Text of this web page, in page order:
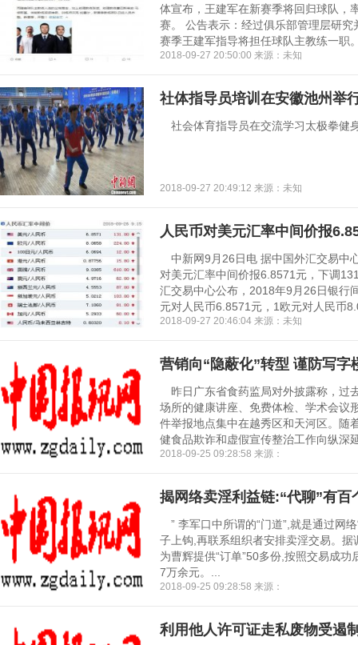
体宣布，王建军在新赛季将回归球队，
赛。 公告表示：经过俱乐部管理层研
赛季王建军指导将担任球队主教练一职
2018-09-27 20:50:00 来源：未知
社体指导员培训在安徽池州举
社会体育指导员在交流学习太极拳健
2018-09-27 20:49:12 来源：未知
人民币对美元汇率中间价报
中新网9月26日电 据中国外汇交易中
对美元汇率中间价报6.8571元，下调
汇交易中心公布，2018年9月26日银行
元对人民币6.8571元，1欧元对人民币
2018-09-27 20:46:04 来源：未知
营销向“隐蔽化”转型 谨防写字
昨日广东省食药监局对外披露称，过
场所的健康讲座、免费体检、学术会议
件举报地点集中在越秀区和天河区。随
健食品欺诈和虚假宣传整治工作向纵深
2018-09-25 09:28:58 来源：
揭网络卖淫利益链:“代聊”有百
” 李军口中所谓的“门道”,就是通过网
子上钩,再联系组织者安排卖淫交易。
为曹辉提供“订单”50多份,按照交易成
7万余元。...
2018-09-25 09:28:58 来源：
利用他人许可证走私废物受遏